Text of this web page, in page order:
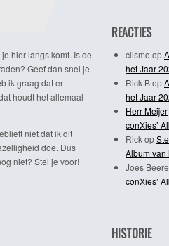
hier langs komt. Is de
Geef dan snel je
ik graag dat er
houdt het allemaal
niet dat ik dit
doe. Dus
niet? Stel je voor!
REACTIES
clismo op
het Jaar
Rick Bop
het Jaar
Herr Meijer
conXies’
Rickop
Album van
Joes
conXies’
HISTORIE